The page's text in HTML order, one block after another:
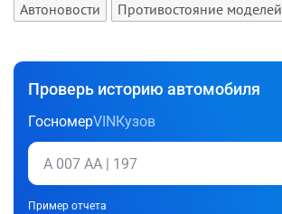
Автоновости
Противостояние моделей
Проверь историю автомобиля
ГосномерVIN Кузов
Пример отчета